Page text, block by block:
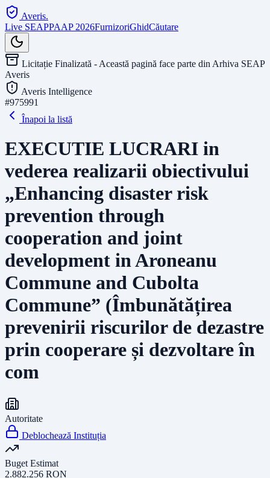
Averis.
Live SEAPPAAP 2026FurnizoriGhidCăutare
Licitație Finalizată - Această pagină face parte din Arhiva SEAP
Averis
Averis Intelligence
#975991
Înapoi la listă
EXECUTIE LUCRARI in
vederea realizarii obiectivului
„Enhancing disaster risk
prevention through
cooperation and joint
development in Aroneanu
Commune and Cubolta
Commune” (Îmbunătățirea
prevenirii riscurilor de dezastre
prin cooperare și dezvoltare în
com
Autoritate
Deblochează Instituția
Buget Estimat
2.882.256 RON